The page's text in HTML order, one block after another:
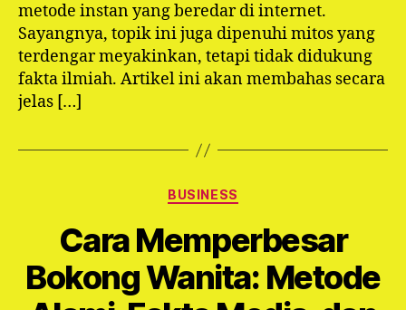
metode instan yang beredar di internet.
Sayangnya, topik ini juga dipenuhi mitos yang
terdengar meyakinkan, tetapi tidak didukung
fakta ilmiah. Artikel ini akan membahas secara
jelas […]
Categories
BUSINESS
Cara Memperbesar
Bokong Wanita: Metode